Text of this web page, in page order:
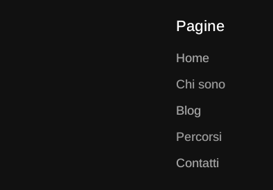
Pagine
Home
Chi sono
Blog
Percorsi
Contatti